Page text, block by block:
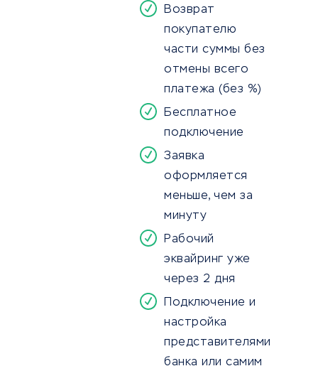
Возврат
покупателю
части суммы без
отмены всего
платежа (без %)
Бесплатное
подключение
Заявка
оформляется
меньше, чем за
минуту
Рабочий
эквайринг уже
через 2 дня
Подключение и
настройка
представителями
банка или самим